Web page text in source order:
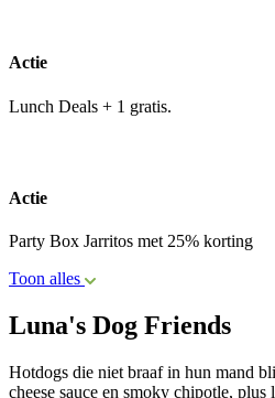
Actie
Lunch Deals + 1 gratis.
Actie
Party Box Jarritos met 25% korting
Toon alles
Luna's Dog Friends
Hotdogs die niet braaf in hun mand
cheese sauce en smoky chipotle,